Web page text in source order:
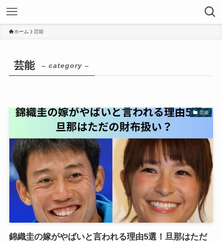
ホーム 芸能
芸能 – category –
芸能
錦織圭の嫁がやばいと言われる理由5選！旦那はただ